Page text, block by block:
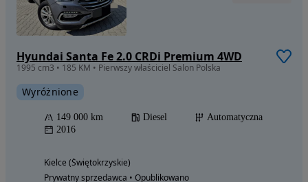
Hyundai Santa Fe 2.0 CRDi Premium 4WD
1995 cm3 • 185 KM • Pierwszy właściciel Salon Polska
Wyróżnione
149 000 km Diesel
Automatyczna
2016
Kielce (Świętokrzyskie)
Prywatny sprzedawca • Opublikowano